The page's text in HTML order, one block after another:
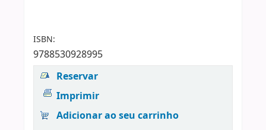
ISBN:
9788530928995
Reservar
Imprimir
Adicionar ao seu carrinho